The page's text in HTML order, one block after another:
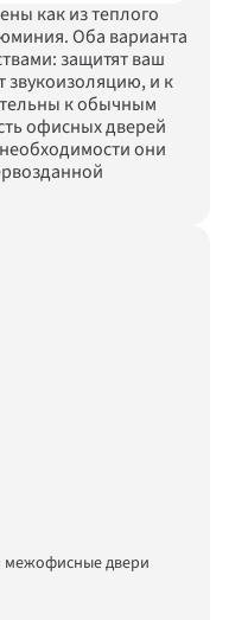
как из теплого
Оба варианта
защитят ваш
звукоизоляцию, и к
к обычным
офисных дверей
они
межофисные двери